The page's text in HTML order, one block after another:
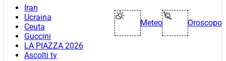
Iran
Ucraina
Ceuta
Guccini
LA PIAZZA 2026
Ascolti tv
Meteo Oroscopo